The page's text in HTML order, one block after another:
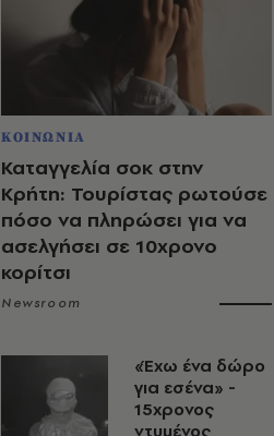
ΚΟΙΝΩΝΙΑ
Καταγγελία σοκ στην
Κρήτη: Τουρίστας ρωτούσε
πόσο να πληρώσει για να
ασελγήσει σε 10χρονο
κορίτσι
Newsroom
«Έχω ένα δώρο
για εσένα» -
15χρονος
ντυμένος